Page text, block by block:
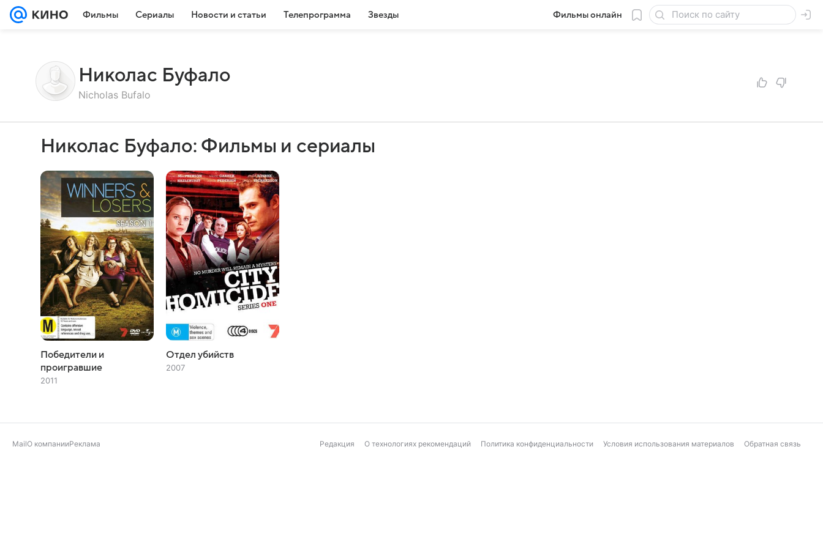
Фильмы Сериалы Новости и статьи Телепрограмма Звезды Фильмы онлайн
Николас Буфало
Nicholas Bufalo
Николас Буфало: Фильмы и сериалы
Победители и
проигравшие
2011
Отдел убийств
2007
MailО компанииРеклама Редакция О технологиях рекомендаций Политика конфиденциальности Условия использования материалов Обратная связь